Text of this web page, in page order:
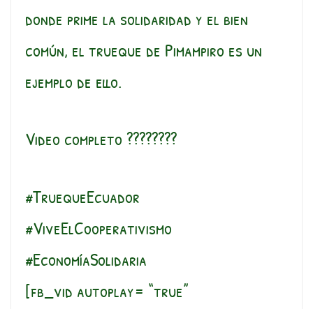
donde prime la solidaridad y el bien
común, el trueque de Pimampiro es un
ejemplo de ello.
Video completo ????????
#TruequeEcuador
#ViveElCooperativismo
#EconomíaSolidaria
[fb_vid autoplay= “true”